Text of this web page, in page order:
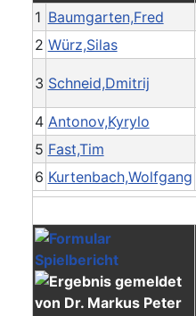
1 Baumgarten,Fred
2 Würz,Silas
3 Schneid,Dmitrij
4 Antonov,Kyrylo
5 Fast,Tim
6 Kurtenbach,Wolfgang